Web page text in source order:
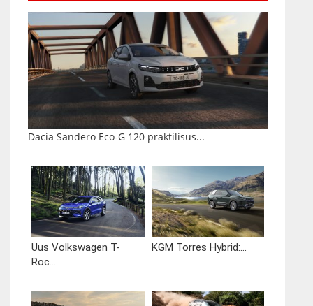
Dacia Sandero Eco-G 120 praktilisus...
Uus Volkswagen T-
Roc...
KGM Torres Hybrid:...